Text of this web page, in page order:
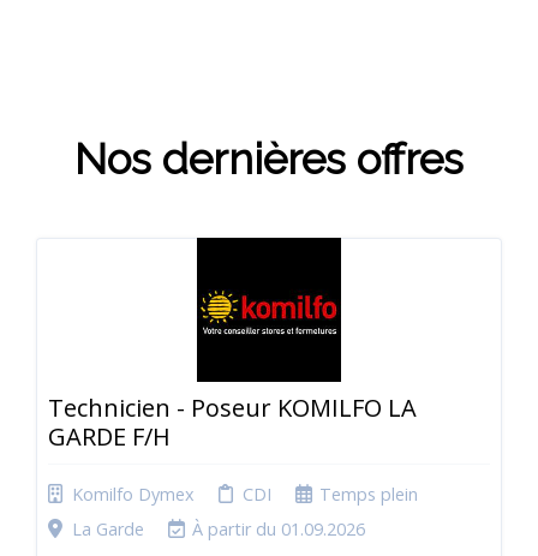
Nos dernières offres
Technicien - Poseur KOMILFO LA
GARDE F/H
Komilfo Dymex CDI
Temps plein
La Garde
À partir du 01.09.2026